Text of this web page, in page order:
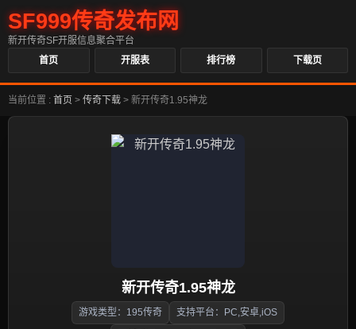
SF999传奇发布网
新开传奇SF开服信息聚合平台
首页
开服表 排行榜 下载页
当前位置 : 首页 > 传奇下载 > 新开传奇1.95神龙
新开传奇1.95神龙
游戏类型：195传奇 支持平台：PC,安卓,iOS